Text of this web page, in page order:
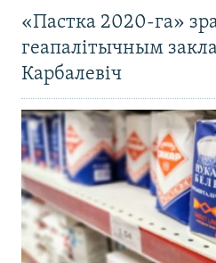
«Пастка 2020-га»
геапалітычным
Карбалевіч